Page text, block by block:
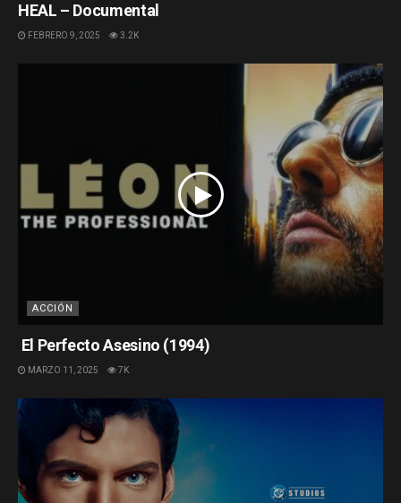
HEAL – Documental
FEBRERO 9, 2025 3.2K
ACCIÓN
El Perfecto Asesino (1994)
MARZO 11, 2025 7K